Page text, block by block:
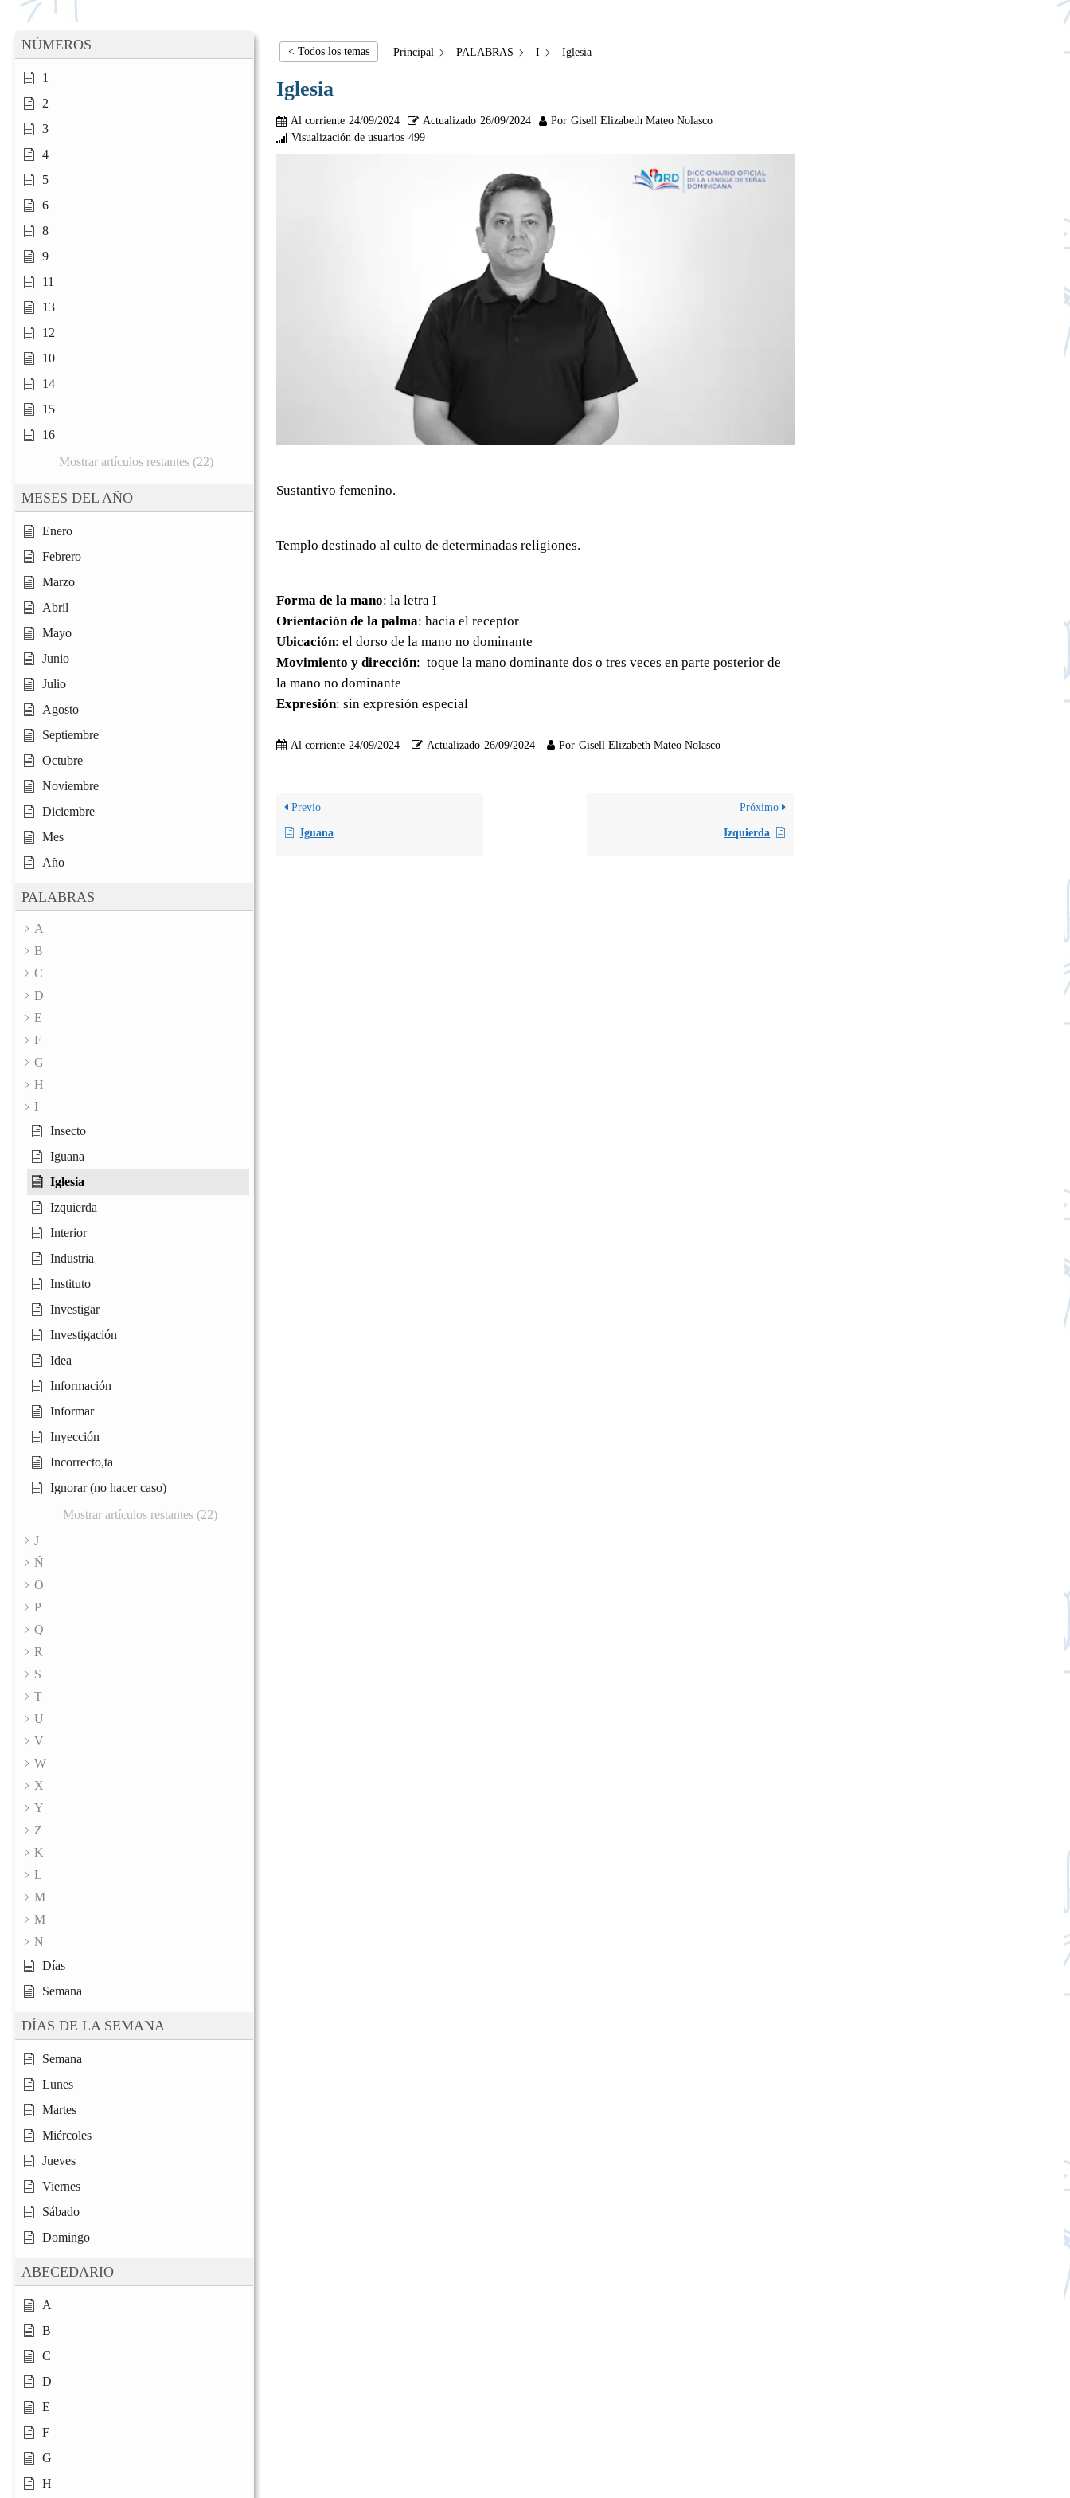
NÚMEROS
1
2
3
4
5
6
8
9
11
13
12
10
14
15
16
Mostrar artículos restantes (22)
MESES DEL AÑO
Enero
Febrero
Marzo
Abril
Mayo
Junio
Julio
Agosto
Septiembre
Octubre
Noviembre
Diciembre
Mes
Año
PALABRAS
A
B
C
D
E
F
G
H
I
Insecto
Iguana
Iglesia
Izquierda
Interior
Industria
Instituto
Investigar
Investigación
Idea
Información
Informar
Inyección
Incorrecto,ta
Ignorar (no hacer caso)
Mostrar artículos restantes (22)
J
Ñ
O
P
Q
R
S
T
U
V
W
X
Y
Z
K
L
M
M
N
Días
Semana
DÍAS DE LA SEMANA
Semana
Lunes
Martes
Miércoles
Jueves
Viernes
Sábado
Domingo
ABECEDARIO
A
B
C
D
E
F
G
H
< Todos los temas Principal PALABRAS I Iglesia
Iglesia
Al corriente 24/09/2024 Actualizado 26/09/2024 Por Gisell Elizabeth Mateo Nolasco
Visualización de usuarios 499
Sustantivo femenino.
Templo destinado al culto de determinadas religiones.
Forma de la mano: la letra I
Orientación de la palma: hacia el receptor
Ubicación: el dorso de la mano no dominante
Movimiento y dirección: toque la mano dominante dos o tres veces en parte posterior de
la mano no dominante
Expresión: sin expresión especial
Al corriente 24/09/2024 Actualizado 26/09/2024 Por Gisell Elizabeth Mateo Nolasco
Previo
Iguana
Próximo
Izquierda